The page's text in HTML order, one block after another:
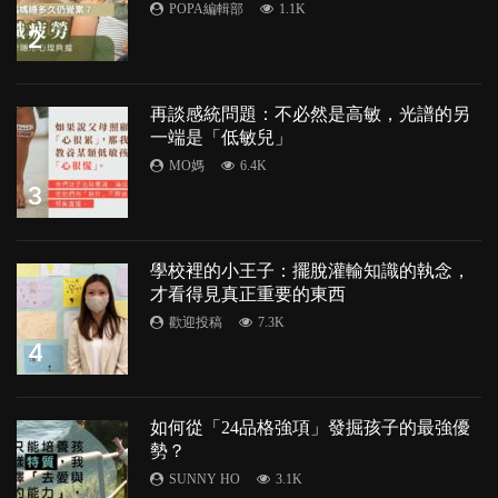
2
POPA編輯部 1.1K
3
再談感統問題：不必然是高敏，光譜的另
一端是「低敏兒」
MO媽 6.4K
4
學校裡的小王子：擺脫灌輸知識的執念，
才看得見真正重要的東西
歡迎投稿 7.3K
如何從「24品格強項」發掘孩子的最強優
勢？
SUNNY HO 3.1K